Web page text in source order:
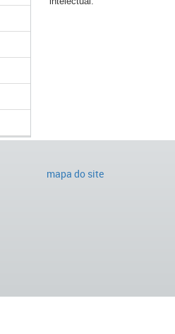
mapa do site